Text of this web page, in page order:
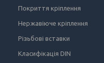
Покриття кріплення
Нержавіюче кріплення
Різьбові вставки
Класифікація DIN